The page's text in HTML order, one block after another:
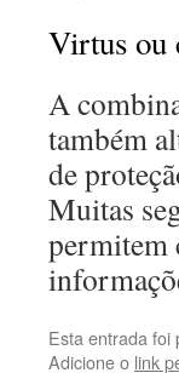
Virtus ou
A
também
de
Muitas
permitem
Esta entrada foi
Adicione o link